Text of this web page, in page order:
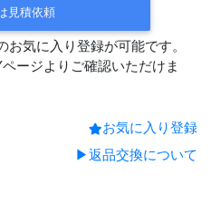
見積依頼
気に入り登録が可能です。
ージよりご確認いただけま
お気に入り登録
▶返品交換について